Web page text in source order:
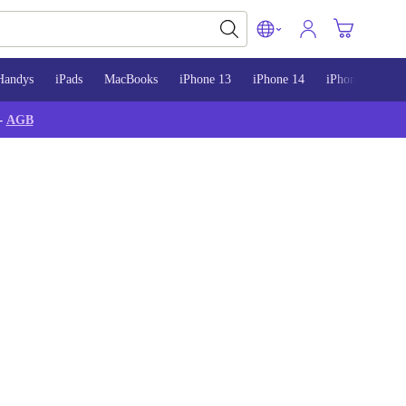
iPads MacBooks iPhone 13 iPhone 14 iPhone 15
AGB